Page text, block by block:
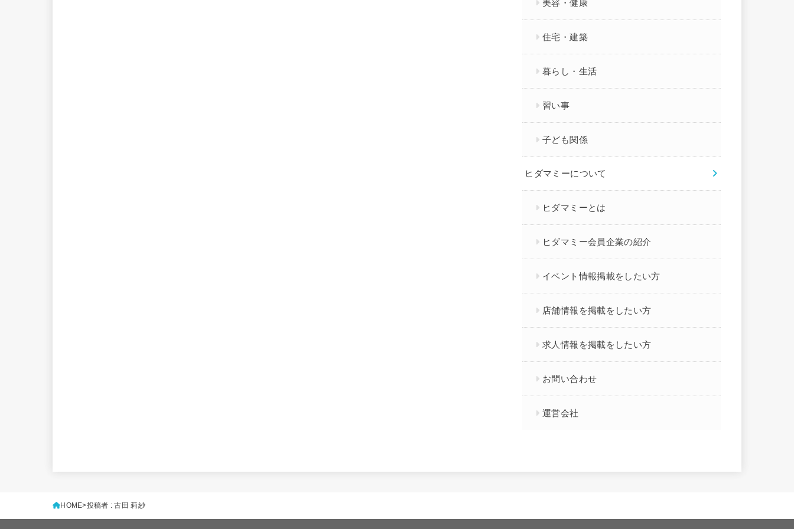
美容・健康
住宅・建築
暮らし・生活
習い事
子ども関係
ヒダマミーについて
ヒダマミーとは
ヒダマミー会員企業の紹介
イベント情報掲載をしたい方
店舗情報を掲載をしたい方
求人情報を掲載をしたい方
お問い合わせ
運営会社
HOME 投稿者 : 古田 莉紗